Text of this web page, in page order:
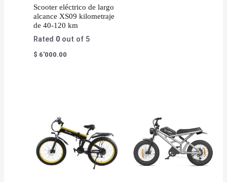
Scooter eléctrico de largo
alcance XS09 kilometraje
de 40-120 km
Rated 0 out of 5
$ 6'000.00